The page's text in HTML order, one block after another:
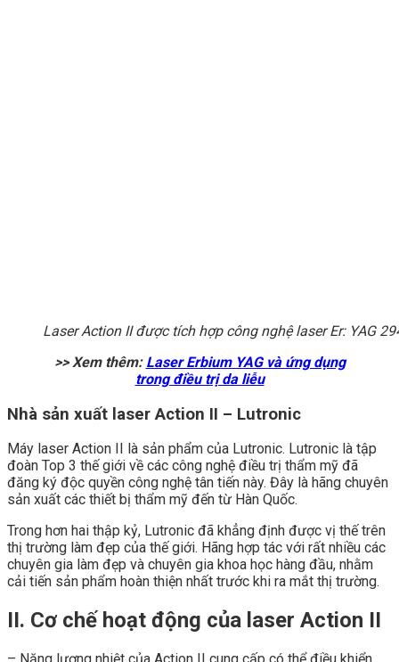
Laser Action II được tích hợp công nghệ laser Er: YAG
>> Xem thêm: Laser Erbium YAG và ứng dụng
trong điều trị da liễu
Nhà sản xuất laser Action II – Lutronic
Máy laser Action II là sản phẩm của Lutronic. Lutronic là tập
đoàn Top 3 thế giới về các công nghệ điều trị thẩm mỹ đã
đăng ký độc quyền công nghệ tân tiến này. Đây là hãng chuyên
sản xuất các thiết bị thẩm mỹ đến từ Hàn Quốc.
Trong hơn hai thập kỷ, Lutronic đã khẳng định được vị thế trên
thị trường làm đẹp của thế giới. Hãng hợp tác với rất nhiều các
chuyên gia làm đẹp và chuyên gia khoa học hàng đầu, nhằm
cải tiến sản phẩm hoàn thiện nhất trước khi ra mắt thị trường.
II. Cơ chế hoạt động của laser Action II